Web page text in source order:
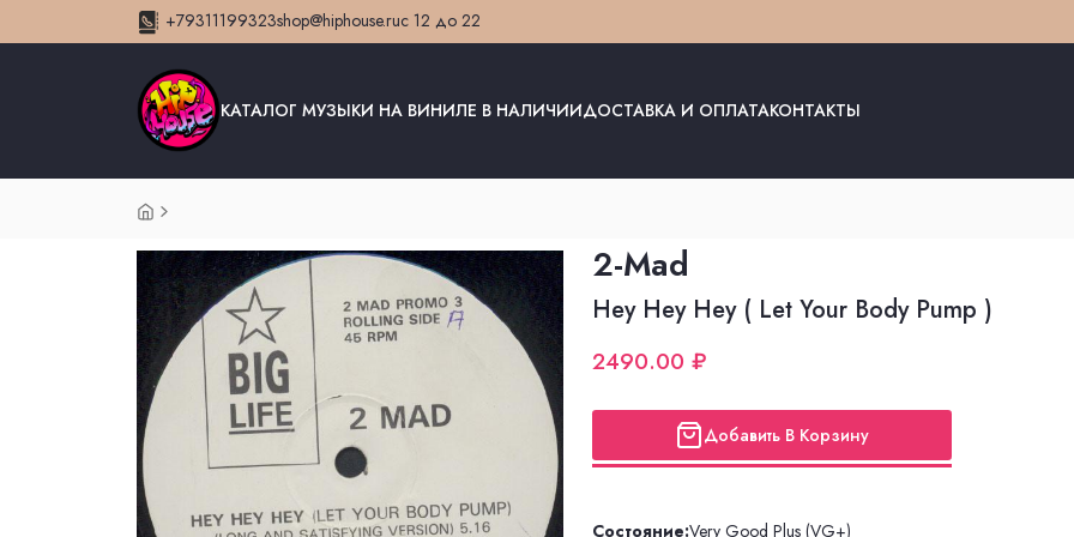
+79311199323shop@hiphouse.ruс 12 до 22
КАТАЛОГ МУЗЫКИ НА ВИНИЛЕ В НАЛИЧИИДОСТАВКА И ОПЛАТАКОНТАКТЫ
2-Mad
Hey Hey Hey ( Let Your Body Pump )
2490.00 ₽
Добавить В Корзину
Состояние:Very Good Plus (VG+)